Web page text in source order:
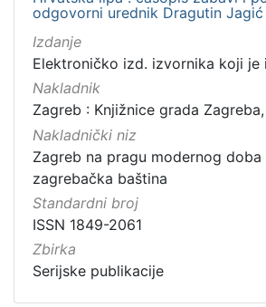
odgovorni urednik Dragutin Jagić
Izdanje
Elektroničko izd. izvornika koji je
Nakladnik
Zagreb : Knjižnice grada
Nakladnički niz
Zagreb na pragu modernog doba
zagrebačka baština
Standardni broj
ISSN 1849-2061
Zbirka
Serijske publikacije